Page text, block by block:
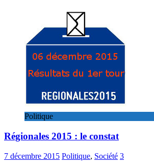
Politique
Régionales 2015 : le constat
7 décembre 2015 Politique, Société 3